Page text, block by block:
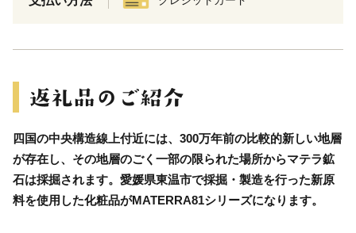
四国の中央構造線上付近には、300万年前の比較的新しい地層
が存在し、その地層のごく一部の限られた場所からマテラ鉱
石は採掘されます。愛媛県東温市で採掘・製造を行った新原
料を使用した化粧品がMATERRA81シリーズになります。